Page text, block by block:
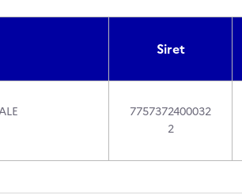
Siret
7757372400032
2